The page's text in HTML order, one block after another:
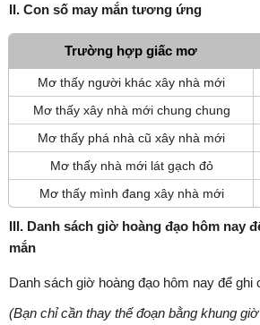
II. Con số may mắn tương ứng
Trường hợp giấc mơ
Mơ thấy người khác xây nhà mới
Mơ thấy xây nhà mới chung chung
Mơ thấy phá nhà cũ xây nhà mới
Mơ thấy nhà mới lát gạch đỏ
Mơ thấy mình đang xây nhà mới
III. Danh sách giờ hoàng đạo hôm nay
mắn
Danh sách giờ hoàng đạo hôm nay để ghi
(Bạn chỉ cần thay thế đoạn bằng khung